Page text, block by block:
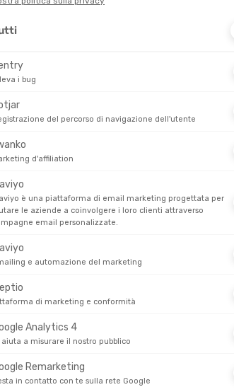
una vera sfida. Tra lo zaino sulle spalle, il
poco a poco a questo nuovo ambiente.
la-Gorge
Balme. Questo rifugio accogliente invita a una
al Col de la Croix du Bonhomme
ma la ricompensa è all’altezza dello sforzo.
da questo percorso è anch’essa
ascesa al Col de la Seigne.
Grandes Jorasses e il Monte Bianco
italiano, in una lunga discesa fino al rifugio
attenzione ai passi. Il
una cartolina. Un lungo tratto pianeggiante vi
conduce rapidamente in quota,
verso Arp
vista sulle montagne rocciose di fronte, sul
per tutto il percorso.
sono deliziose (le migliori carbonara che zia
prima di scendere, per un sentiero ripido e
oltre a ottime pizzerie italiane (ovviamente)!
prima salita è faticosa e si svolge nel bosco, con